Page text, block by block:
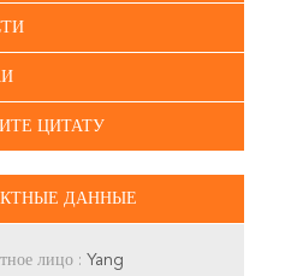
ЦИТАТУ
ДАННЫЕ
лицо : Yang